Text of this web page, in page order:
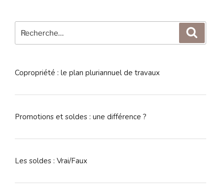
pour
Copropriété : le plan pluriannuel de travaux
Promotions et soldes : une différence ?
Les soldes : Vrai/Faux